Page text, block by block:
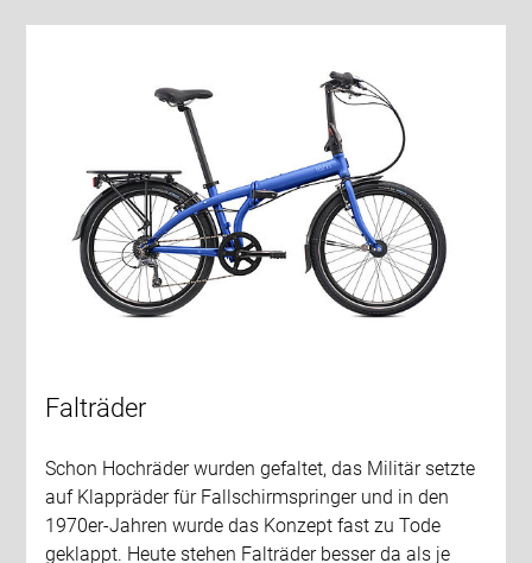
Falträder
Schon Hochräder wurden gefaltet, das Militär setzte
auf Klappräder für Fallschirmspringer und in den
1970er-Jahren wurde das Konzept fast zu Tode
geklappt. Heute stehen Falträder besser da als je